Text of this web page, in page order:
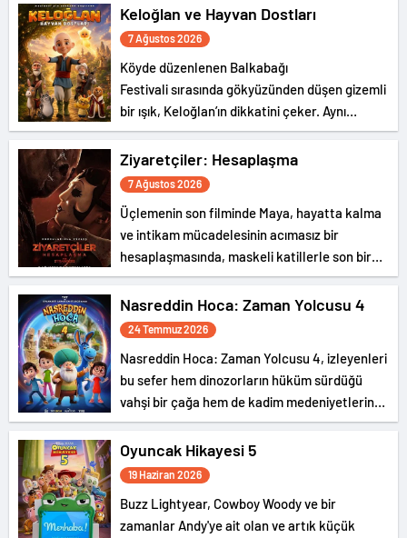
salarak kaosa sürüklediklerini anlatan
gürültülü ve eğlence dolu bir serüven…
Keloğlan ve Hayvan Dostları
7 Ağustos 2026
Köyde düzenlenen Balkabağı
Festivali sırasında gökyüzünden düşen gizemli
bir ışık, Keloğlan’ın dikkatini çeker. Aynı
olağanüstü olaya, Hayvanlar Şatosu’nda
yaşayan Tombik Tekir ve Civciv de tanıklık
eder.
Ziyaretçiler: Hesaplaşma
7 Ağustos 2026
Üçlemenin son filminde Maya, hayatta kalma
ve intikam mücadelesinin acımasız bir
hesaplaşmasında, maskeli katillerle son bir
kez karşı karşıya geliyor.
Nasreddin Hoca: Zaman Yolcusu 4
24 Temmuz 2026
Nasreddin Hoca: Zaman Yolcusu 4, izleyenleri
bu sefer hem dinozorların hüküm sürdüğü
vahşi bir çağa hem de kadim medeniyetlerin
gizemli dünyasına götürüyor.
Oyuncak Hikayesi 5
19 Haziran 2026
Buzz Lightyear, Cowboy Woody ve bir
zamanlar Andy'ye ait olan ve artık küçük